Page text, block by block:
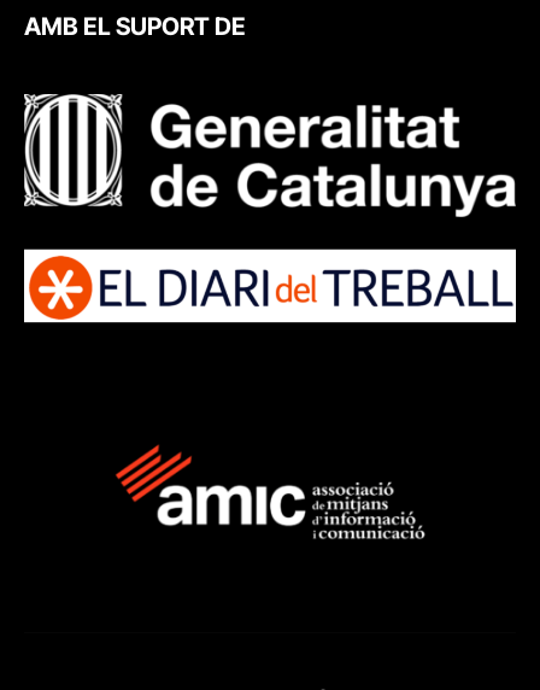
AMB EL SUPORT DE